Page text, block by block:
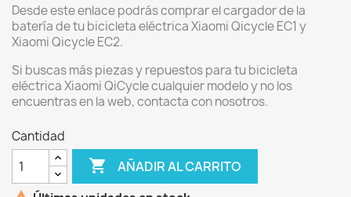
Desde este enlace podrás comprar el cargador de la
batería de tu bicicleta eléctrica Xiaomi Qicycle EC1 y
Xiaomi Qicycle EC2.
Si buscas más piezas y repuestos para tu bicicleta
eléctrica Xiaomi QiCycle cualquier modelo y no los
encuentras en la web, contacta con nosotros.
Cantidad
 AÑADIR AL CARRITO